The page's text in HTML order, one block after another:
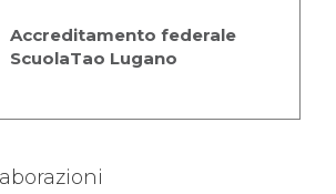
Accreditamento federale
ScuolaTao Lugano